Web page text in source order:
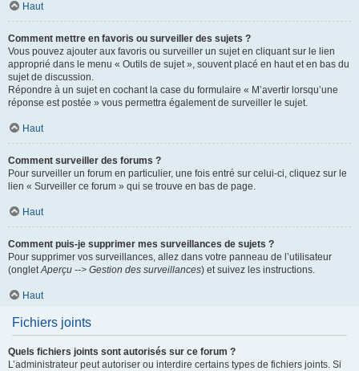
Haut
Comment mettre en favoris ou surveiller des sujets ?
Vous pouvez ajouter aux favoris ou surveiller un sujet en cliquant sur le lien
approprié dans le menu « Outils de sujet », souvent placé en haut et en bas du
sujet de discussion.
Répondre à un sujet en cochant la case du formulaire « M’avertir lorsqu’une
réponse est postée » vous permettra également de surveiller le sujet.
Haut
Comment surveiller des forums ?
Pour surveiller un forum en particulier, une fois entré sur celui-ci, cliquez sur le
lien « Surveiller ce forum » qui se trouve en bas de page.
Haut
Comment puis-je supprimer mes surveillances de sujets ?
Pour supprimer vos surveillances, allez dans votre panneau de l’utilisateur
(ongletAperçu --> Gestion des surveillances) et suivez les instructions.
Haut
Fichiers joints
Quels fichiers joints sont autorisés sur ce forum ?
L’administrateur peut autoriser ou interdire certains types de fichiers joints. Si